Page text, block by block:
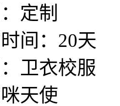
定制
间：20天
卫衣校服
天使